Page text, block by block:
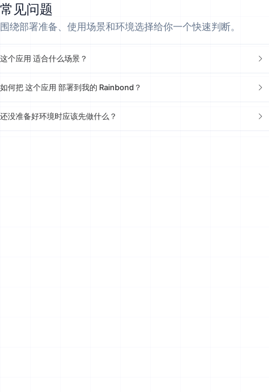
常见问题
围绕部署准备、使用场景和环境选择给你一个快速判断。
这个应用 适合什么场景？
如何把 这个应用 部署到我的 Rainbond？
还没准备好环境时应该先做什么？